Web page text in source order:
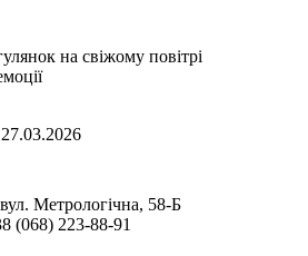
на свіжому повітрі
Метрологічна, 58-Б
(068) 223-88-91